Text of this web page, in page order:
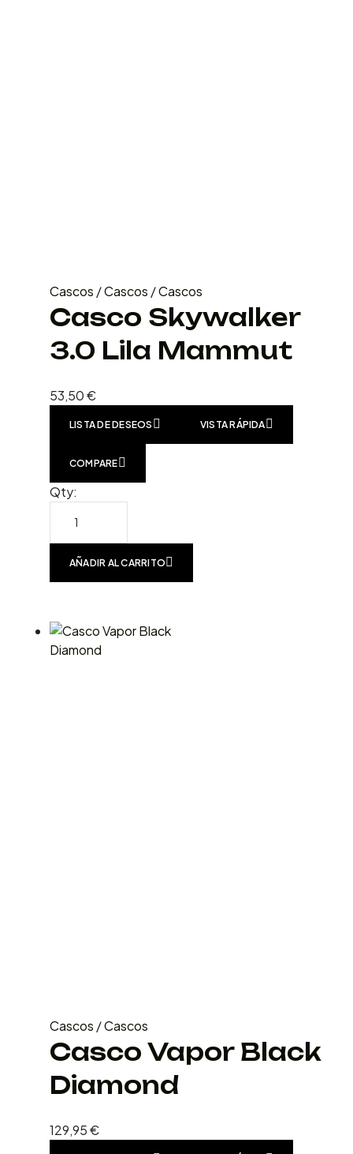
Cascos /Cascos /Cascos
Casco Skywalker
3.0 Lila Mammut
53,50€
LISTA DE DESEOS VISTA RÁPIDA
COMPARE
Qty:
AÑADIR AL CARRITO
Cascos /Cascos
Casco Vapor Black
Diamond
129,95€